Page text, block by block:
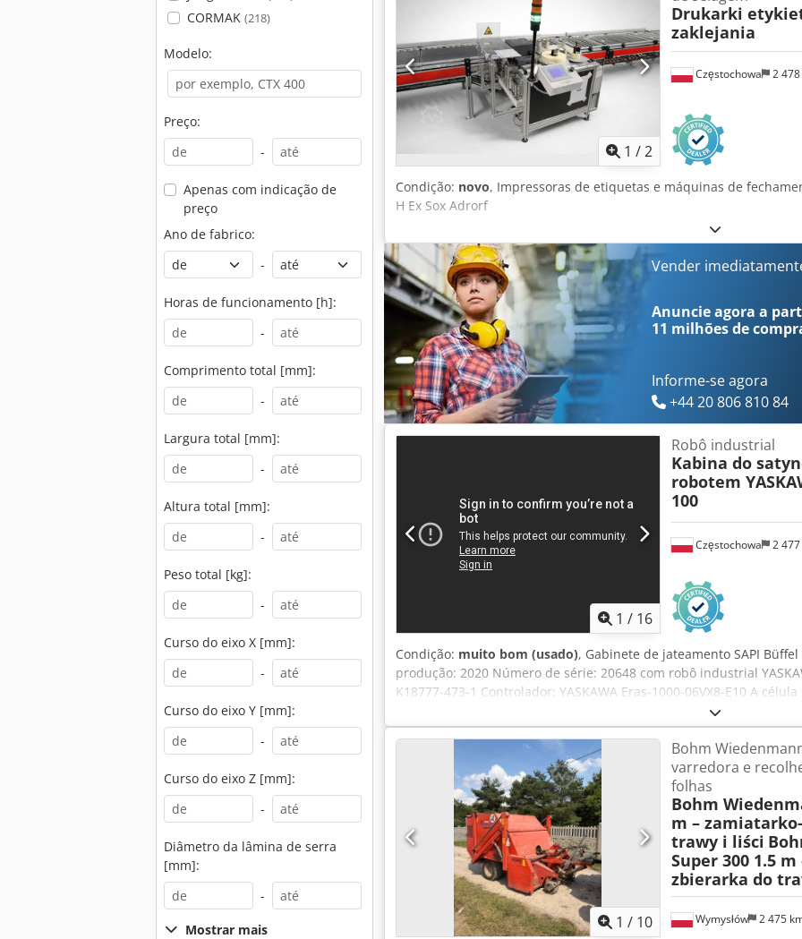
CORMAK (218)
Modelo:
Preço:
-
Apenas com indicação de
preço
Ano de fabrico:
-
Horas de funcionamento [h]:
-
Comprimento total [mm]:
-
Largura total [mm]:
-
Altura total [mm]:
-
Peso total [kg]:
-
Curso do eixo X [mm]:
-
Curso do eixo Y [mm]:
-
Curso do eixo Z [mm]:
-
Diâmetro da lâmina de serra
[mm]:
-
Mostrar mais
(reduzido de 6.500) Especificações técnicas: Dimensões externas (C
Dimensões da abertura de alimentação: 148 x 38cm Transmissão:
motorizados (engrenagens) Credpozc Hnlefx Adrof Tags:
moinho para EPS, equipamento de reciclagem, redutor de volume,
compactador, conversor de resíduos.
1 /2
Częstochowa 2 478
Drukarki
zaklejania
Condição: novo, Impressoras de etiquetas e máquinas de
H Ex Sox Adrorf
Vender
Anuncie agora a
11 milhões de
Informe-se agora
+44 20 806 810 84
1 / 16
Częstochowa 2 477
Robô industrial
Kabina do
robotem
100
Condição: muito bom (usado), Gabinete de jateamento SAPI
produção: 2020 Número de série: 20648 com robô industrial
K18777-473-1 Controlador: YASKAWA Eras-1000-06VX8-E10 A
1 / 10 Wymysłów 2 475
Bohm
varredora e
folhas
Bohm
m –
trawy i liści
Super 300 1.5
zbierarka do